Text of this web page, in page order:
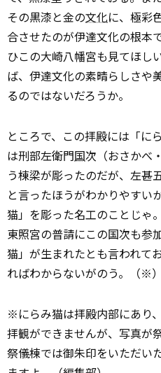
その黒漆と金の文化に、極彩
合させたのが伊達文化の根本
ひこの大崎八幡宮も見てほし
ば、伊達文化の素晴らしさや
るのではないだろうか。
ところで、この拝殿には「に
は刑部左衛門国次（おさかべ
う棟梁が彫ったのだが、左甚
と言ったほうがわかりやすい
猫」を彫った名工のことじゃ
東照宮の普請にこの国次も参
猫」が生まれたとも言われて
ればわからないがのう。（※）
※にらみ猫は拝殿内部にあり
拝観ができませんが、写真が
祭儀棟では御朱印をいただい